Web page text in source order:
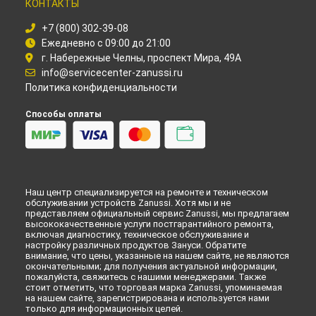
Иркутске
Замена водоприёмника посудомоечной машины Zanussi в
Самаре
Замена водоприёмника посудомоечной машины Zanussi в
Красноярске
Замена водоприёмника посудомоечной машины Zanussi в
Перми
Кирове
Замена водоприёмника посудомоечной машины Zanussi в
Оренбурге
Замена водоприёмника посудомоечной машины Zanussi в
Кемерово
Замена водоприёмника посудомоечной машины Zanussi в
Новокузнецке
Замена водоприёмника посудомоечной машины Zanussi в
Рязани
КОНТАКТЫ
+7 (800) 302-39-08
Ежедневно с 09:00 до 21:00
г. Набережные Челны, проспект Мира, 49А
info@servicecenter-zanussi.ru
Политика конфиденциальности
Способы оплаты
Наш центр специализируется на ремонте и техническом
обслуживании устройств Zanussi. Хотя мы и не
представляем официальный сервис Zanussi, мы предлагаем
высококачественные услуги постгарантийного ремонта,
включая диагностику, техническое обслуживание и
настройку различных продуктов Зануси. Обратите
внимание, что цены, указанные на нашем сайте, не являются
окончательными; для получения актуальной информации,
пожалуйста, свяжитесь с нашими менеджерами. Также
стоит отметить, что торговая марка Zanussi, упоминаемая
на нашем сайте, зарегистрирована и используется нами
только для информационных целей.